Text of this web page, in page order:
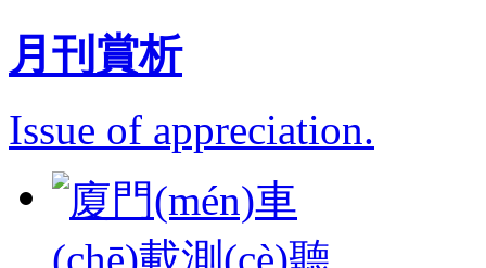
月刊賞析
Issue of appreciation.